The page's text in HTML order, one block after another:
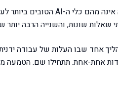
שאלות שונות, והשנייה הרבה יותר
אחד שבו העלות של עבודה
אחת-אחת. תתחילו שם. הטמעה